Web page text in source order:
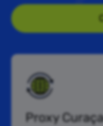
Proxy